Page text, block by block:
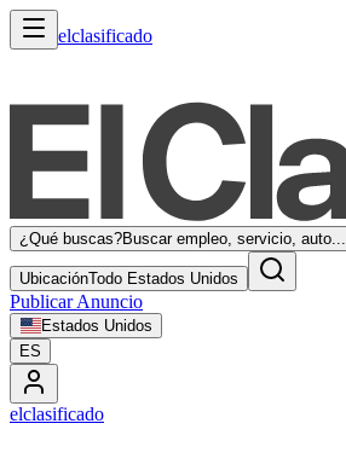
elclasificado
¿Qué buscas?Buscar empleo, servicio, auto...
UbicaciónTodo Estados Unidos
Publicar Anuncio
Estados Unidos
ES
elclasificado